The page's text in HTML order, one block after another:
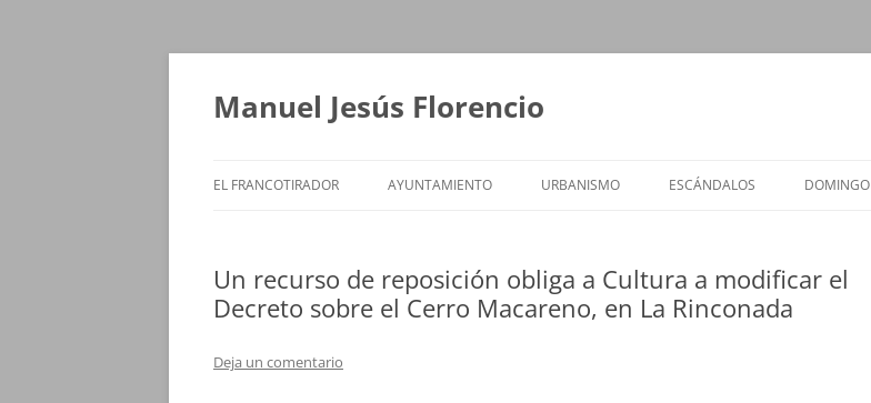
Saltar
Manuel Jesús Florencio
EL FRANCOTIRADOR AYUNTAMIENTO URBANISMO ESCÁNDALOS DOMINGO
Un recurso de reposición obliga a Cultura a modificar el
Decreto sobre el Cerro Macareno, en La Rinconada
Deja un comentario